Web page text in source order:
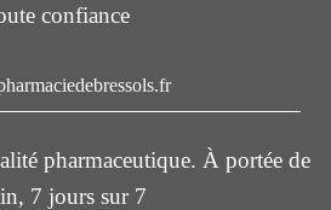
confiance
pharmaceutique. À portée de
7 jours sur 7